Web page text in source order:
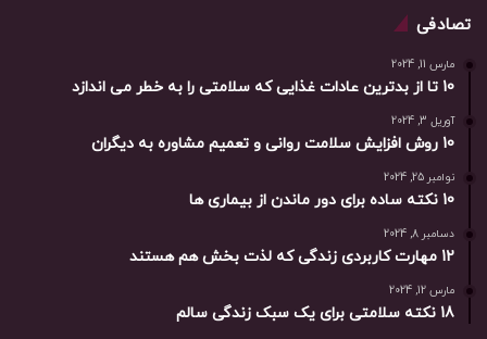
تصادفی
مارس 11, 2024
10 تا از بدترین عادات غذایی که سلامتی را به خطر می اندازد
آوریل 3, 2024
10 روش افزایش سلامت روانی و تعمیم مشاوره به دیگران
نوامبر 25, 2024
10 نکته ساده برای دور ماندن از بیماری ها
دسامبر 8, 2024
12 مهارت کاربردی زندگی که لذت بخش هم هستند
مارس 12, 2024
18 نکته سلامتی برای یک سبک زندگی سالم